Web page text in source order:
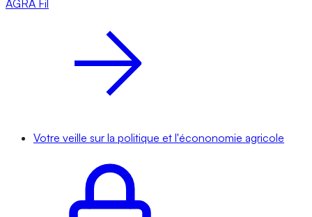
AGRA Fil
Votre veille sur la politique et l'écononomie agricole